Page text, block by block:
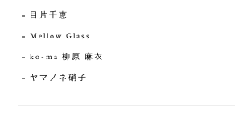
目片千恵
Mellow Glass
ko-ma 柳原 麻衣
ヤマノネ硝子